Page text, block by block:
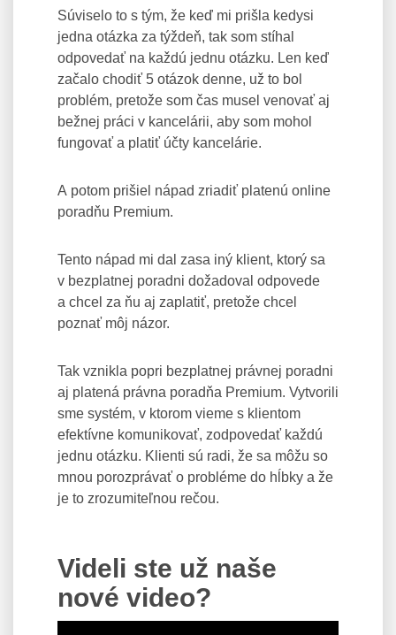
Súviselo to s tým, že keď mi prišla kedysi
jedna otázka za týždeň, tak som stíhal
odpovedať na každú jednu otázku. Len keď
začalo chodiť 5 otázok denne, už to bol
problém, pretože som čas musel venovať aj
bežnej práci v kancelárii, aby som mohol
fungovať a platiť účty kancelárie.
A potom prišiel nápad zriadiť platenú online
poradňu Premium.
Tento nápad mi dal zasa iný klient, ktorý sa
v bezplatnej poradni dožadoval odpovede
a chcel za ňu aj zaplatiť, pretože chcel
poznať môj názor.
Tak vznikla popri bezplatnej právnej poradni
aj platená právna poradňa Premium. Vytvorili
sme systém, v ktorom vieme s klientom
efektívne komunikovať, zodpovedať každú
jednu otázku. Klienti sú radi, že sa môžu so
mnou porozprávať o probléme do hĺbky a že
je to zrozumiteľnou rečou.
Videli ste už naše
nové video?